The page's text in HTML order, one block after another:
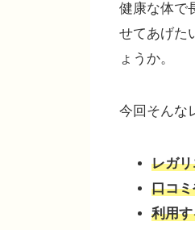
健康な体で
せてあげた
ょうか。
今回そんな
レガ
口コ
利用